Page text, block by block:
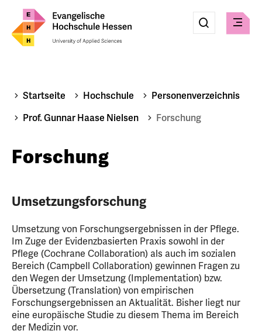
Suche
absenden
Menü
Startseite Hochschule
Personenverzeichnis
Prof. Gunnar Haase Nielsen
Forschung
Forschung
Umsetzungsforschung
Umsetzung von Forschungsergebnissen in der Pflege.
Im Zuge der Evidenzbasierten Praxis sowohl in der
Pflege (Cochrane Collaboration) als auch im sozialen
Bereich (Campbell Collaboration) gewinnen Fragen zu
den Wegen der Umsetzung (Implementation) bzw.
Übersetzung (Translation) von empirischen
Forschungsergebnissen an Aktualität. Bisher liegt nur
eine europäische Studie zu diesem Thema im Bereich
der Medizin vor.